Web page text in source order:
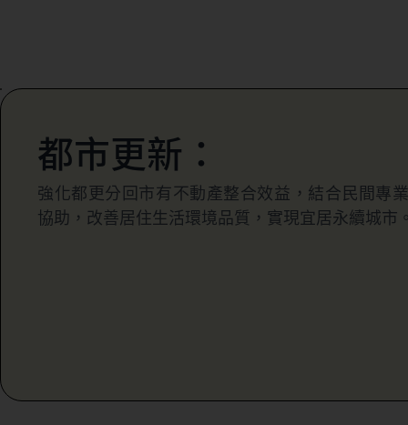
都市更新：
強化都更分回市有不動產整合效益，結合民間專
協助，改善居住生活環境品質，實現宜居永續城市